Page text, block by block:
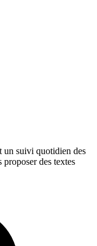
un suivi quotidien des
des textes